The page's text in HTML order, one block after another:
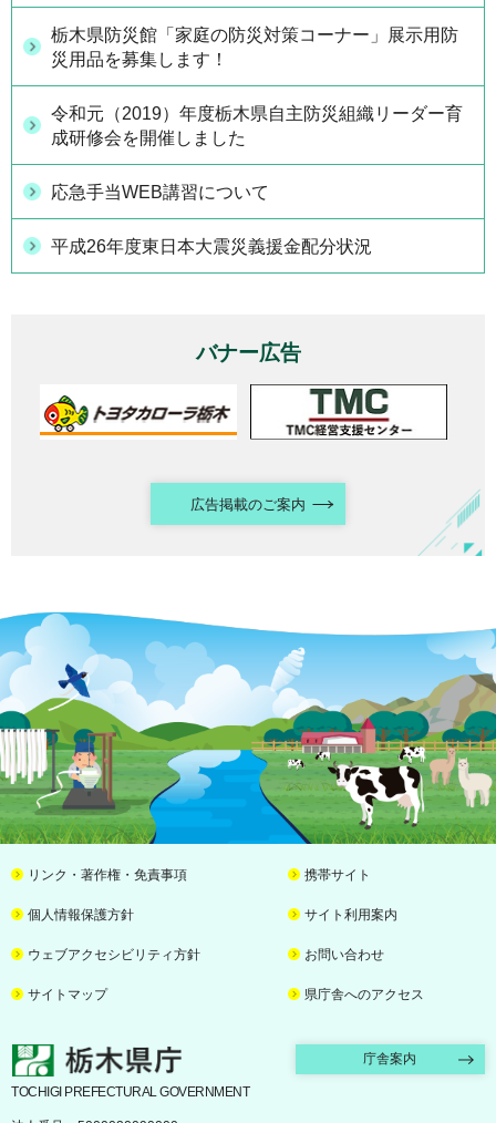
栃木県防災館「家庭の防災対策コーナー」展示用防
災用品を募集します！
令和元（2019）年度栃木県自主防災組織リーダー育
成研修会を開催しました
応急手当WEB講習について
平成26年度東日本大震災義援金配分状況
バナー広告
広告掲載のご案内
リンク・著作権・免責事項 携帯サイト
個人情報保護方針 サイト利用案内
ウェブアクセシビリティ方針 お問い合わせ
サイトマップ 県庁舎へのアクセス
栃木県庁 庁舎案内
TOCHIGI PREFECTURAL GOVERNMENT